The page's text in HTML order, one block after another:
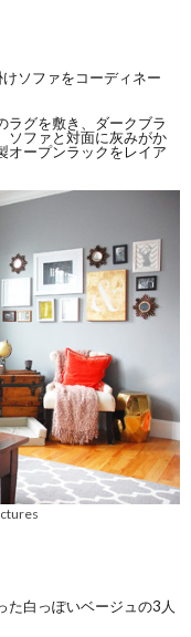
ソファをコーディネー
ラグを敷き、ダークブラ
ソファと対面に灰みがか
オープンラックをレイア
た白っぽいベージュの3人